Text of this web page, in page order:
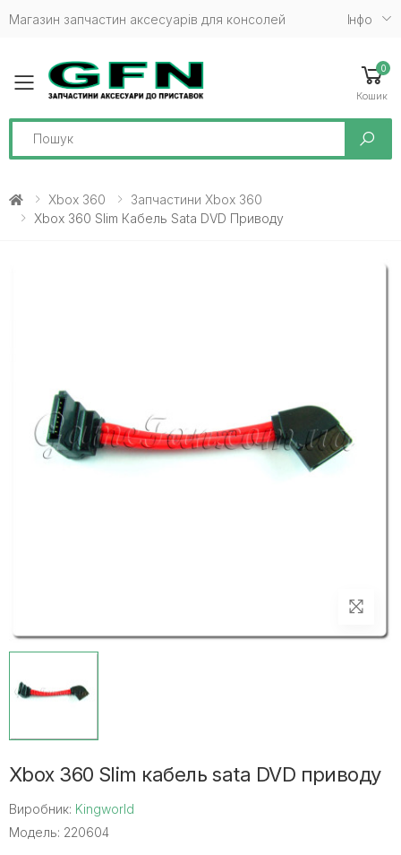
Магазин запчастин аксесуарів для консолей Iнфо
Toggle mobile menu
0
Кошик
Search
Xbox 360
Запчастини Xbox 360
Xbox 360 Slim Кабель Sata DVD Приводу
Xbox 360 Slim кабель sata DVD приводу
Виробник: Kingworld
Модель: 220604